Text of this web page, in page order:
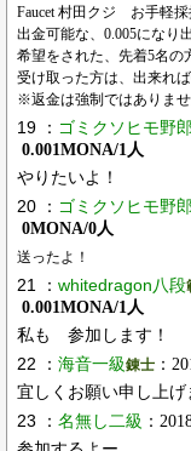
Faucet 村田クジ お手軽
出金可能な、0.005になり
希望をされた、先着5名の
受け取った方は、出来れ
※返金は強制ではありま
19 ： ゴミクソヒモ野
0.001MONA/1人
やりたいよ！
20 ： ゴミクソヒモ野
0MONA/0人
送ったよ！
21 ： whitedragon八段
0.001MONA/1人
私も 参加します！
22 ： 海音一級錬士 ：
宜しくお願い申し上げ
23 ： 名無し二級 ：